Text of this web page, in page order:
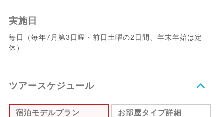
実施日
毎日（毎年7月第3日曜・前日土曜の2日間、年末年始は定
休）
ツアースケジュール
宿泊モデルプラン お部屋タイプ詳細